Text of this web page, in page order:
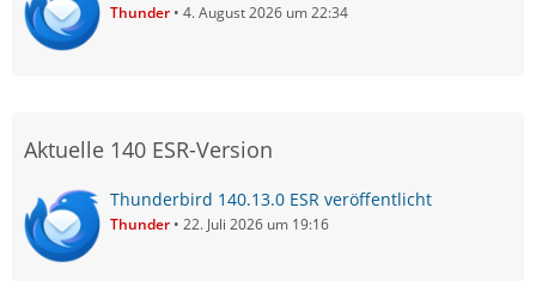
Thunder 4. August 2026 um 22:34
Aktuelle 140 ESR-Version
Thunderbird 140.13.0 ESR veröffentlicht
Thunder 22. Juli 2026 um 19:16